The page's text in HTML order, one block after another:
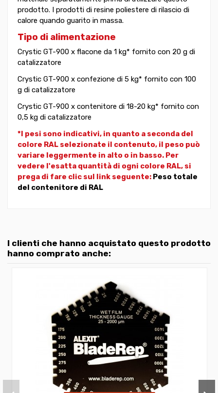
prodotto. I prodotti di resine poliestere di rilascio di
calore quando guarito in massa.
Tipo di alimentazione
Crystic GT-900 x flacone da 1 kg* fornito con 20 g di
catalizzatore
Crystic GT-900 x confezione di 5 kg* fornito con 100
g di catalizzatore
Crystic GT-900 x contenitore di 18-20 kg* fornito con
0,5 kg di catalizzatore
*I pesi sono indicativi, in quanto a seconda del
colore RAL selezionate il contenuto, il peso può
variare leggermente in alto o in basso. Per
vedere l'esatta quantità di ogni colore RAL, si
prega di fare clic sul link seguente: Peso totale
del contenitore di RAL
I clienti che hanno acquistato questo prodotto
hanno comprato anche: